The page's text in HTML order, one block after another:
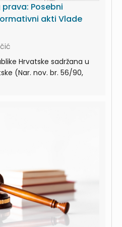
Posebni
akti Vlade
Hrvatske sadržana u
(Nar. nov. br. 56/90,